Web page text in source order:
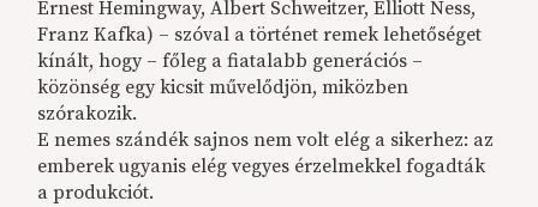
Ernest Hemingway, Albert Schweitzer, Elliott Ness,
Franz Kafka) – szóval a történet remek lehetőséget
kínált, hogy – főleg a fiatalabb generációs –
közönség egy kicsit művelődjön, miközben
szórakozik.
E nemes szándék sajnos nem volt elég a sikerhez: az
emberek ugyanis elég vegyes érzelmekkel fogadták
a produkciót.